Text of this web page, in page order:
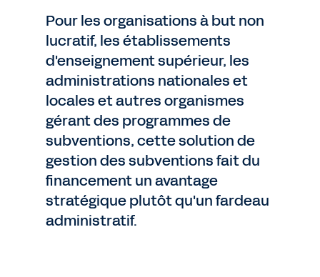
Pour les organisations à but non
lucratif, les établissements
d'enseignement supérieur, les
administrations nationales et
locales et autres organismes
gérant des programmes de
subventions, cette solution de
gestion des subventions fait du
financement un avantage
stratégique plutôt qu'un fardeau
administratif.